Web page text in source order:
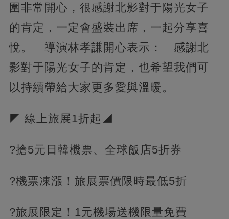
圍非常開心，很感謝北影對于陽光女子
的肯定，一定會盛裝出席，一起分享喜
悅。」導演林孝謙開心表示：「感謝北
影對于陽光女子的肯定，也希望我們可
以持續帶給大家更多愛與溫暖。」
◤ 線上旅展1折起◢
?搶5元日韓機票、全球飯店5折券
?機票凍漲！旅展票價限時最低5折
?旅展限定！1元機場送機限量免費